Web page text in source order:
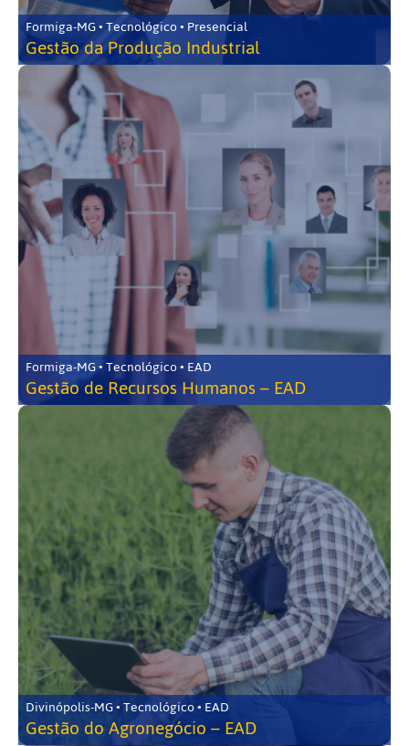
Formiga-MG • Tecnológico • Presencial
Gestão da Produção Industrial
Formiga-MG • Tecnológico • EAD
Gestão de Recursos Humanos – EAD
Divinópolis-MG • Tecnológico • EAD
Gestão do Agronegócio – EAD